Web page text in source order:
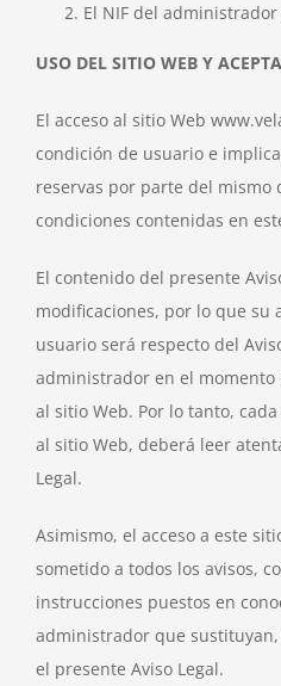
El NIF del administrador
USO DEL SITIO WEB Y
El acceso al sitio Web
condición de usuario e
reservas por parte del mismo
condiciones contenidas en
El contenido del presente
modificaciones, por lo que su
usuario será respecto del
administrador en el momento
al sitio Web. Por lo tanto,
al sitio Web, deberá leer
Legal.
Asimismo, el acceso a este
sometido a todos los avisos,
instrucciones puestos en
administrador que
el presente Aviso Legal.